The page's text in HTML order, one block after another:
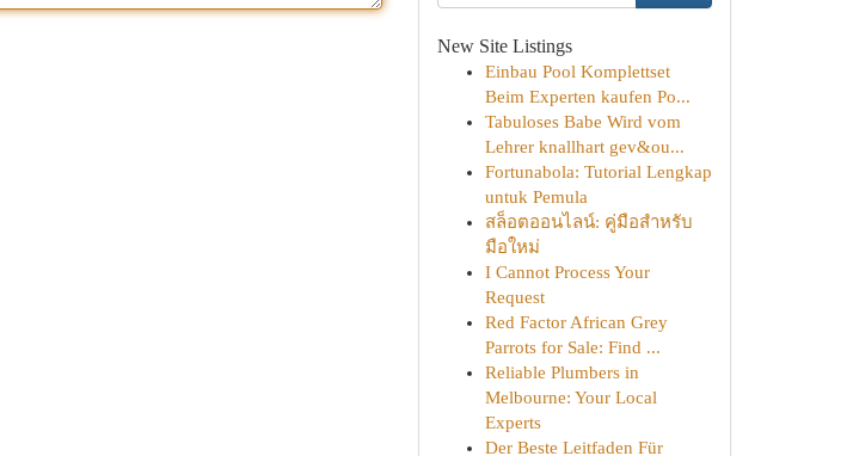
New Site Listings
Einbau Pool Komplettset
Beim Experten kaufen Po...
Tabuloses Babe Wird vom
Lehrer knallhart gev&ou...
Fortunabola: Tutorial Lengkap
untuk Pemula
สล็อตออนไลน์: คู่มือสำหรับ
มือใหม่
I Cannot Process Your
Request
Red Factor African Grey
Parrots for Sale: Find ...
Reliable Plumbers in
Melbourne: Your Local
Experts
Der Beste Leitfaden Für